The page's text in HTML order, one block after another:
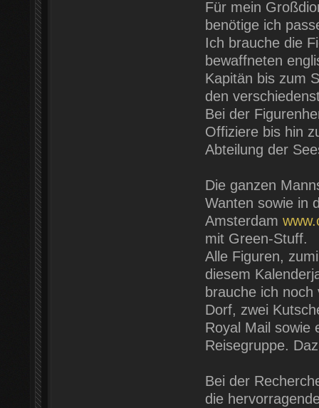
Für mein
benötige ich
Ich brauche die
bewaffneten
Kapitän bis zum
den
Bei der
Offiziere bis hin
Abteilung der
Die ganzen
Wanten sowie in
Amsterdam
mit Green-Stuff.
Alle Figuren,
diesem
brauche ich
Dorf, zwei
Royal Mail sowie
Reisegruppe.
Bei der
die